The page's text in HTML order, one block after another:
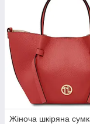
Жіноча шкіряна